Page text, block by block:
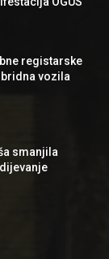
registarske
vozila
smanjila